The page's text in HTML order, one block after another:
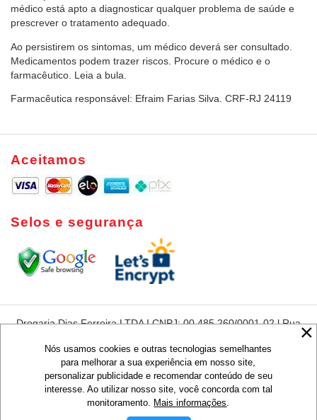
médico está apto a diagnosticar qualquer problema de saúde e
prescrever o tratamento adequado.
Ao persistirem os sintomas, um médico deverá ser consultado.
Medicamentos podem trazer riscos. Procure o médico e o
farmacêutico. Leia a bula.
Farmacêutica responsável: Efraim Farias Silva. CRF-RJ 24119
Aceitamos
Selos e segurança
Drogaria Dias Ferreira LTDA I CNPJ: 00.485.260/0001-02 l Rua
050
Preços e condições de pagamentos são exclusivos para compras via
Internet, válidos para o dia de hoje ou enquanto durarem nossos
estoques, não sendo obrigatoriamente o mesmo que os praticados em
lojas.
Nós usamos cookies e outras tecnologias semelhantes
para melhorar a sua experiência em nosso site,
personalizar publicidade e recomendar conteúdo de seu
interesse. Ao utilizar nosso site, você concorda com tal
monitoramento. Mais informações.